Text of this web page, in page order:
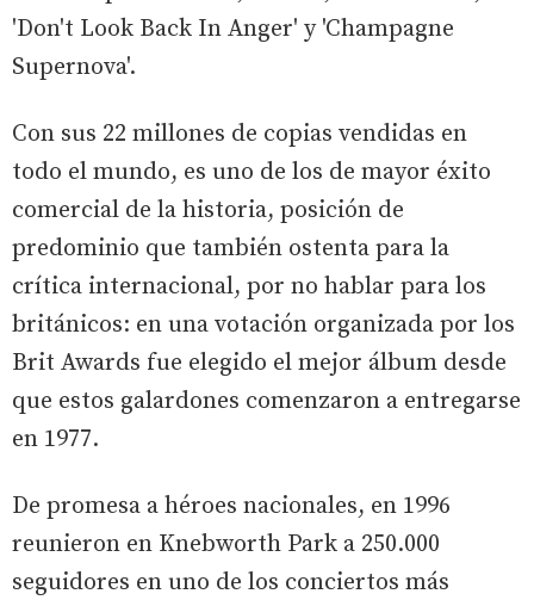
'Don't Look Back In Anger' y 'Champagne
Supernova'.
Con sus 22 millones de copias vendidas en
todo el mundo, es uno de los de mayor éxito
comercial de la historia, posición de
predominio que también ostenta para la
crítica internacional, por no hablar para los
británicos: en una votación organizada por los
Brit Awards fue elegido el mejor álbum desde
que estos galardones comenzaron a entregarse
en 1977.
De promesa a héroes nacionales, en 1996
reunieron en Knebworth Park a 250.000
seguidores en uno de los conciertos más